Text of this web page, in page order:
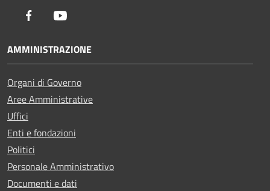
Facebook
AMMINISTRAZIONE
Organi di Governo
Aree Amministrative
Uffici
Enti e fondazioni
Politici
Personale Amministrativo
Documenti e dati